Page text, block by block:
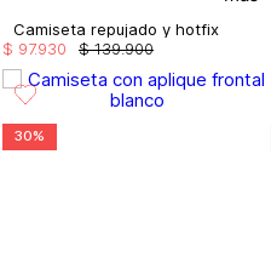
Camiseta repujado y hotfix
$ 139.900
$ 97.930
30%